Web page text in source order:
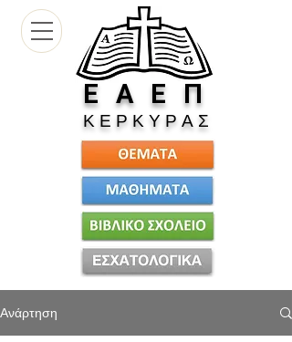
Ε Α Ε Π
Κ Ε Ρ Κ Υ Ρ Α Σ
Ανάρτηση